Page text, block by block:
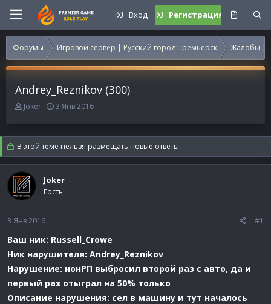
Вход Регистрация
Форумы Игровой сервер | Русский город Премьерск Жалобы |
Andrey_Reznikov (300)
А
т
о
р
т
е
м
ы
Joker
Д
т
а
н
а
а
л
3 Янв 2016
В этой теме нельзя размещать новые ответы.
Joker
Гость
3 Янв 2016 #1
Ваш ник: Russell_Crowe
Ник нарушителя: Andrey_Reznikov
Нарушение: нонРП выбросил второй раз с авто, да и
первый раз отыграл на 50% только
Описание нарушения: сел в машину и тут началось